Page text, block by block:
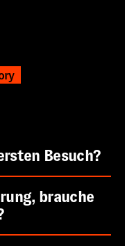
Besuch?
brauche